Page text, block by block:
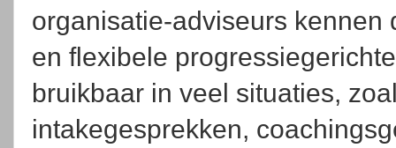
organisatie-adviseurs kennen
en flexibele
bruikbaar in veel situaties,
intakegesprekken,